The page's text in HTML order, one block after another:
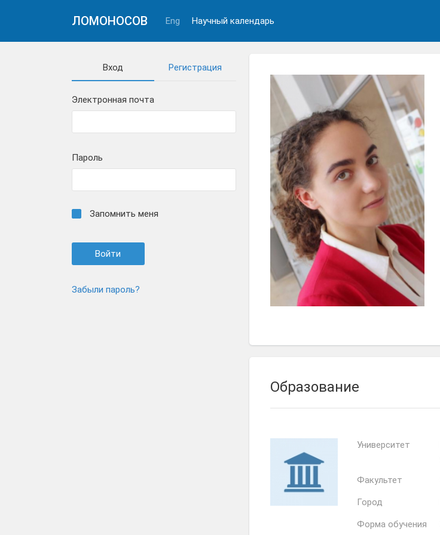
ЛОМОНОСОВ Eng Научный календарь
Вход Регистрация
Электронная почта
Пароль
Запомнить меня
Забыли пароль?
Образование
Университет
Факультет
Город
Форма обучения